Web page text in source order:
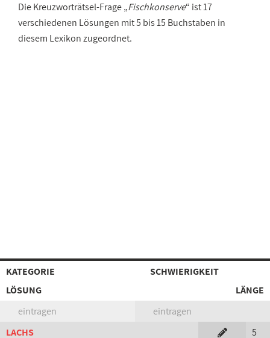
Die Kreuzworträtsel-Frage „Fischkonserve“ ist 17
verschiedenen Lösungen mit 5 bis 15 Buchstaben in
diesem Lexikon zugeordnet.
KATEGORIE
SCHWIERIGKEIT
LÖSUNG
LÄNGE
eintragen
eintragen
LACHS
5